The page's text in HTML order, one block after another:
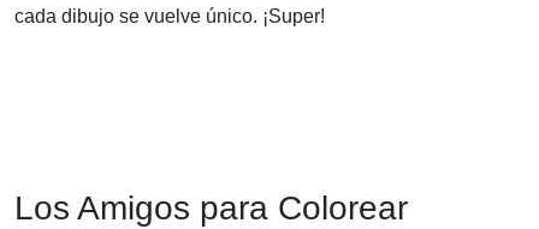
cada dibujo se vuelve único. ¡Super!
Los Amigos para Colorear